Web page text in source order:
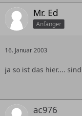
Mr. Ed
Anfänger
16. Januar 2003
ja so ist das hier....
ac976